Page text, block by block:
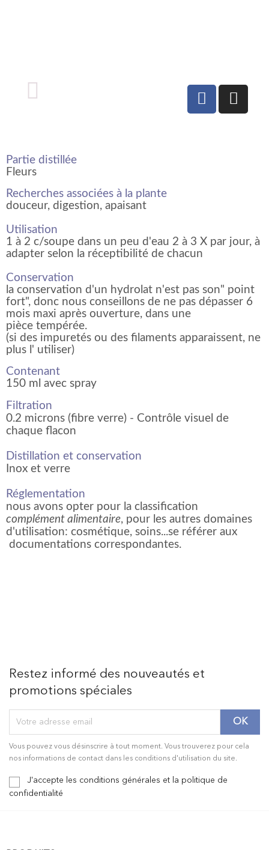
Partie distillée
Fleurs
Recherches associées à la plante
douceur, digestion, apaisant
Utilisation
1 à 2 c/soupe dans un peu d'eau 2 à 3 X par jour, à
adapter selon la réceptibilité de chacun
Conservation
la conservation d'un hydrolat n'est pas son" point
fort", donc nous conseillons de ne pas dépasser 6
mois maxi après ouverture, dans une
pièce tempérée.
(si des impuretés ou des filaments apparaissent, ne
plus l' utiliser)
Contenant
150 ml avec spray
Filtration
0.2 microns (fibre verre) - Contrôle visuel de
chaque flacon
Distillation et conservation
Inox et verre
Réglementation
nous avons opter pour la classification
complément alimentaire, pour les autres domaines
d'utilisation: cosmétique, soins...se référer aux
documentations correspondantes.
Restez informé des nouveautés et
promotions spéciales
Vous pouvez vous désinscrire à tout moment. Vous trouverez pour cela
nos informations de contact dans les conditions d'utilisation du site.
J'accepte les conditions générales et la politique de
confidentialité